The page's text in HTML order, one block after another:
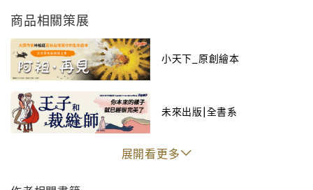
以孩子最喜歡、最熟悉的動物當主角，從孩子的眼
光出發，加上他獨特的觀點和創意，生動活潑的描
繪出每一種動物的特色。林良爺爺說：「寫這幾首
詩的時候，彷彿自己又回到童年，變成一個小孩
子。」每一首童詩都非常平易近人，貼近孩子的生
活，而且文字簡潔淺顯，充滿童稚的趣味和幽默，
不但能引起大小讀者的共鳴，也很適合親子一起大
這本書特別邀請到與林良爺爺合作50多年的童趣畫
商品相關策展
小天下_原創繪本
未來出版|全書系
展開看更多